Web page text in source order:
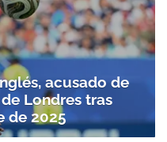
acusado de
Londres tras
de 2025